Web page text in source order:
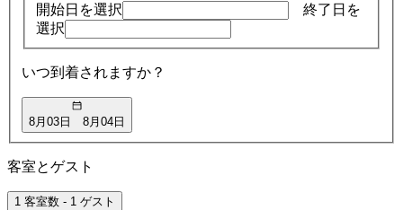
検
索
開始日を選択
終了日を
選択
いつ到着されますか？
8月03日 8月04日
客室とゲスト
1 客室数 - 1 ゲスト